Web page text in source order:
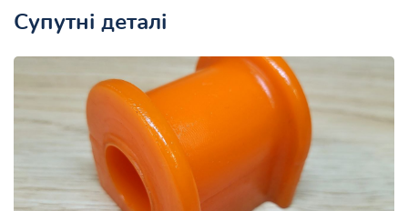
Супутні деталі